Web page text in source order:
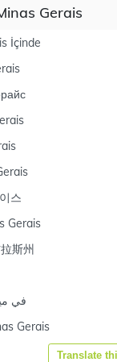
Gerais
İçinde
스
Gerais
斯州
في
Gerais
Translate